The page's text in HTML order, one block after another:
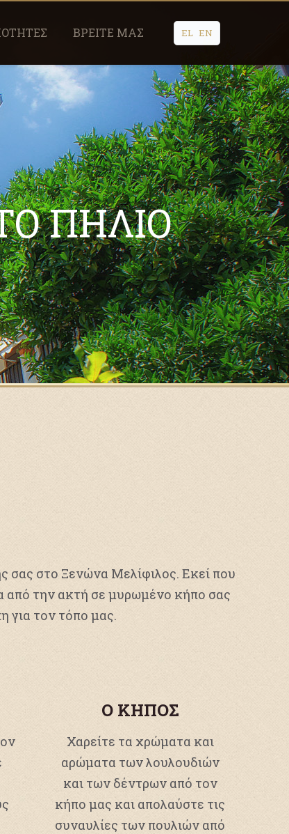
ΒΡΕΙΤΕ ΜΑΣ EL EN
ΠΗΛΙΟ
σας στο Ξενώνα Μελίφιλος. Εκεί που
από την ακτή σε μυρωμένο κήπο σας
για τον τόπο μας.
Ο ΚΗΠΟΣ
Χαρείτε τα χρώματα και
αρώματα των λουλουδιών
και των δέντρων από τον
κήπο μας και απολαύστε τις
συναυλίες των πουλιών από